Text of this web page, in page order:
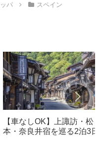
パ スペイン
【車なしOK】上諏訪・松
本・奈良井宿を巡る2泊3日